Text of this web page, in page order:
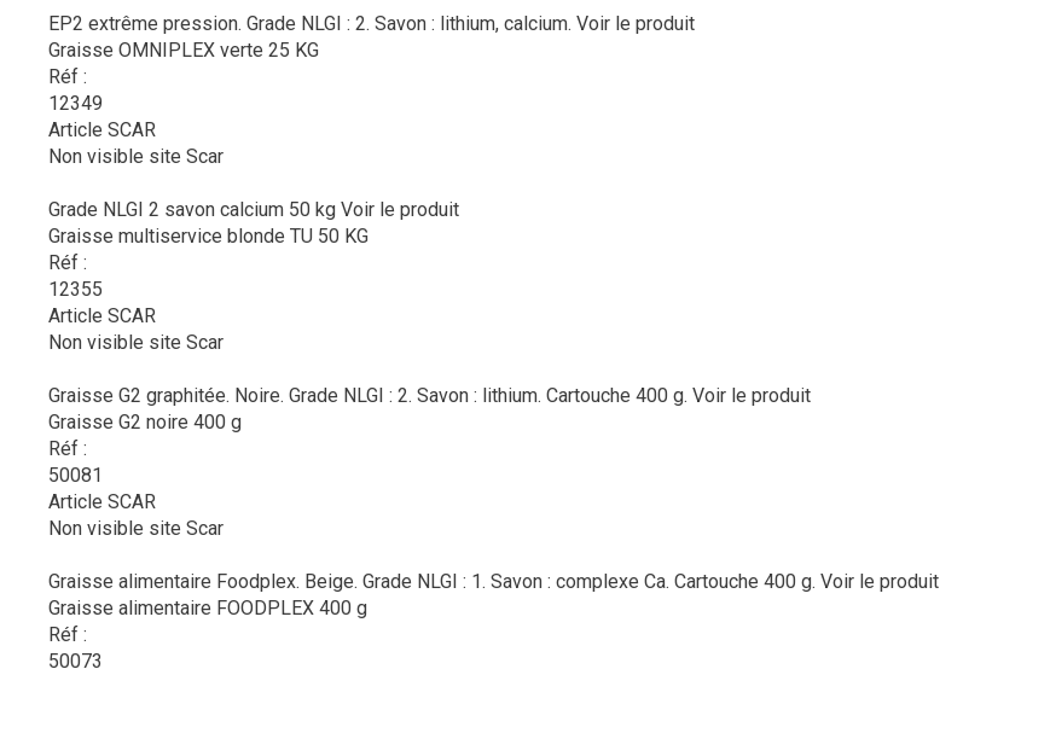
EP2 extrême pression. Grade NLGI : 2. Savon : lithium, calcium. Voir le produit
Graisse OMNIPLEX verte 25 KG
Réf :
12349
Article SCAR
Non visible site Scar
Grade NLGI 2 savon calcium 50 kg Voir le produit
Graisse multiservice blonde TU 50 KG
Réf :
12355
Article SCAR
Non visible site Scar
Graisse G2 graphitée. Noire. Grade NLGI : 2. Savon : lithium. Cartouche 400 g. Voir le produit
Graisse G2 noire 400 g
Réf :
50081
Article SCAR
Non visible site Scar
Graisse alimentaire Foodplex. Beige. Grade NLGI : 1. Savon : complexe Ca. Cartouche 400 g. Voir le produit
Graisse alimentaire FOODPLEX 400 g
Réf :
50073